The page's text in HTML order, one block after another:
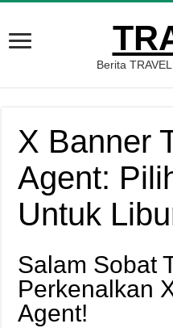
Berita
X Banner
Agent:
Untuk
Salam Sobat
Perkenalkan
Agent!